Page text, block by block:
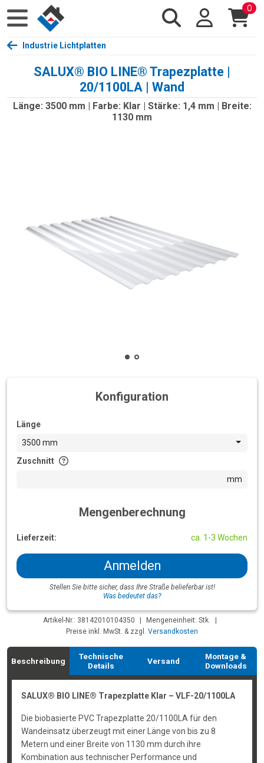
0
Industrie Lichtplatten
SALUX® BIO LINE® Trapezplatte |
20/1100LA | Wand
Länge: 3500 mm | Farbe: Klar | Stärke: 1,4 mm | Breite:
1130 mm
Konfiguration
Länge
3500 mm
Zuschnitt
mm
Mengenberechnung
Lieferzeit: ca. 1-3 Wochen
Anmelden
Stellen Sie bitte sicher, dass Ihre Straße belieferbar ist!
Was bedeutet das?
Artikel-Nr.: 38142010104350 Mengeneinheit: Stk.
Preise inkl. MwSt. & zzgl. Versandkosten
Beschreibung
Technische
Details
Versand
Montage &
Downloads
SALUX® BIO LINE® Trapezplatte Klar – VLF-20/1100LA
Die biobasierte PVC Trapezplatte 20/1100LA für den
Wandeinsatz überzeugt mit einer Länge von bis zu 8
Metern und einer Breite von 1130 mm durch ihre
Kombination aus technischer Performance und